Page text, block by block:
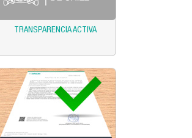
TRANSPARENCIA ACTIVA